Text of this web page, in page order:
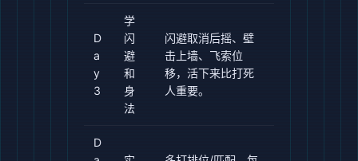
D
a
y
3
学
闪
避
和
身
法
闪避取消后摇、壁
击上墙、飞索位
移，活下来比打死
人重要。
D